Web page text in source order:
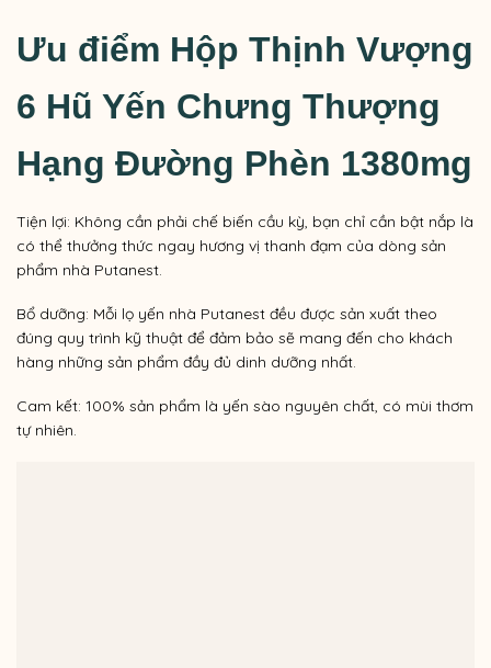
Ưu điểm Hộp Thịnh Vượng
6 Hũ Yến Chưng Thượng
Hạng Đường Phèn 1380mg
Tiện lợi: Không cần phải chế biến cầu kỳ, bạn chỉ cần bật nắp là
có thể thưởng thức ngay hương vị thanh đạm của dòng sản
phẩm nhà Putanest.
Bổ dưỡng: Mỗi lọ yến nhà Putanest đều được sản xuất theo
đúng quy trình kỹ thuật để đảm bảo sẽ mang đến cho khách
hàng những sản phẩm đầy đủ dinh dưỡng nhất.
Cam kết: 100% sản phẩm là yến sào nguyên chất, có mùi thơm
tự nhiên.